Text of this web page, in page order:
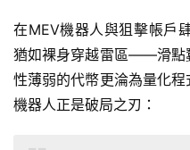
在MEV機器人與狙擊帳戶
猶如裸身穿越雷區——滑點
性薄弱的代幣更淪為量化
機器人正是破局之刃：